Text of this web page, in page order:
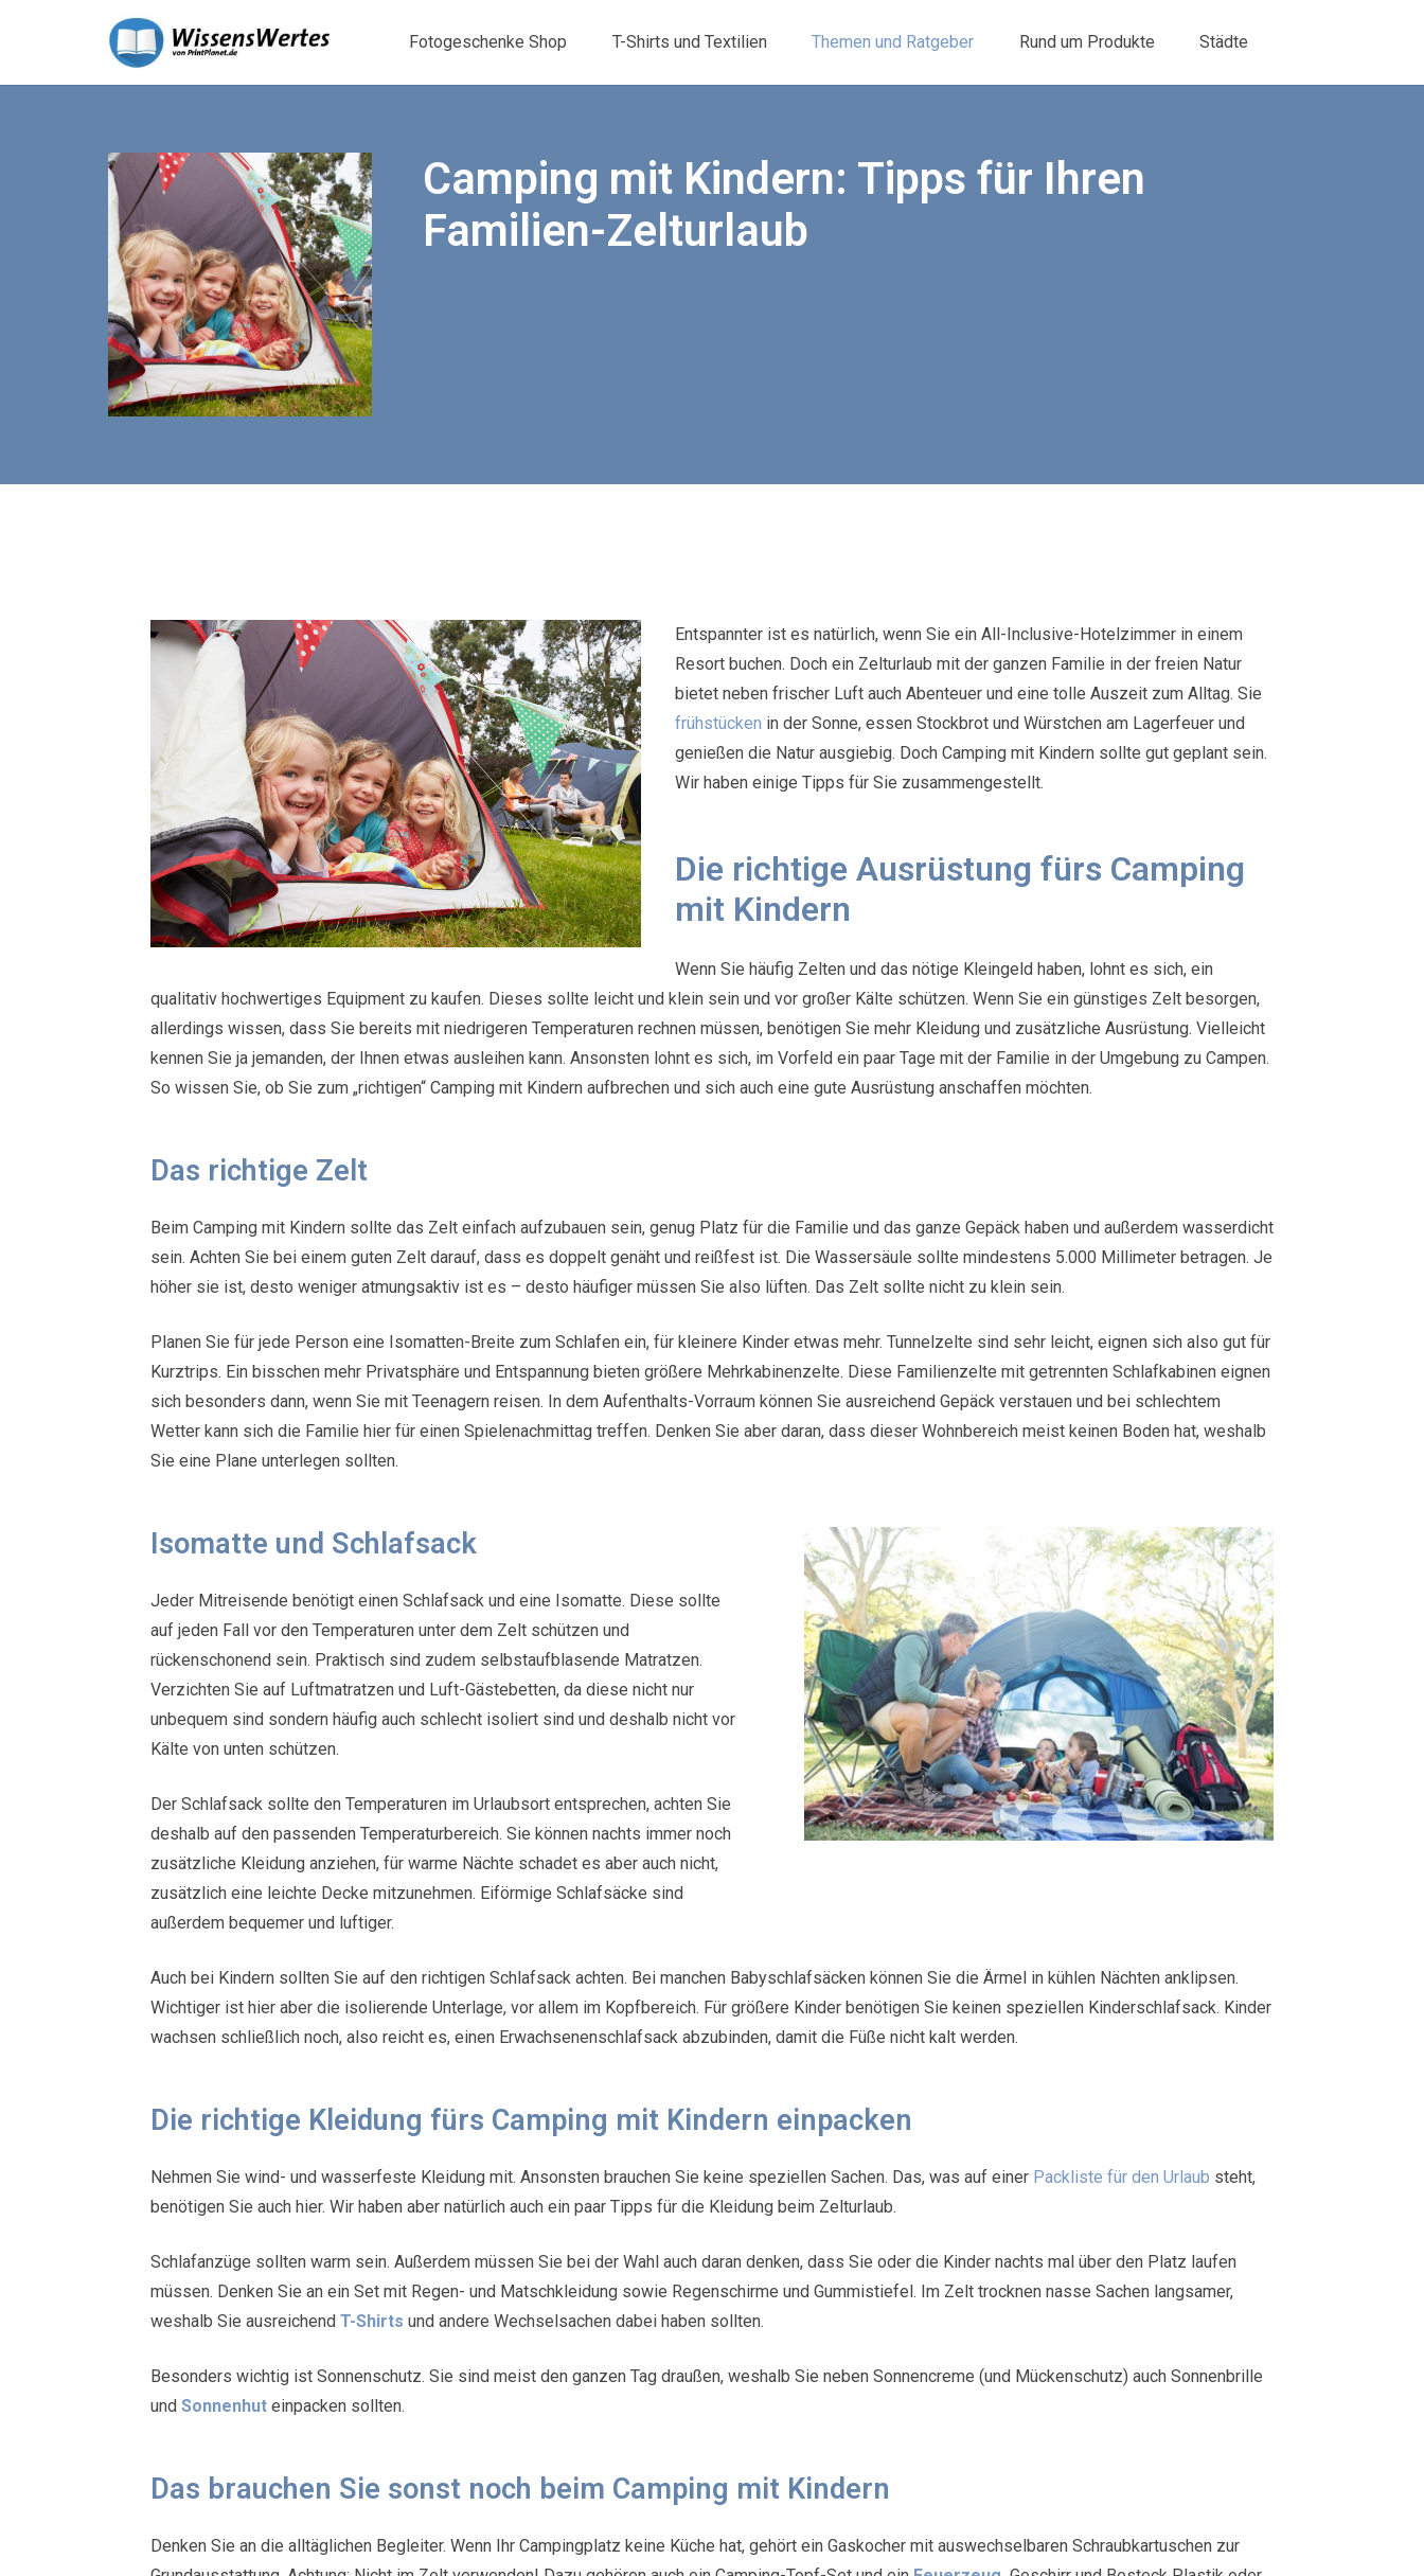
Fotogeschenke Shop T-Shirts und Textilien Themen und Ratgeber Rund um Produkte Städte
Camping mit Kindern: Tipps für Ihren
Familien-Zelturlaub
Entspannter ist es natürlich, wenn Sie ein All-Inclusive-Hotelzimmer in einem
Resort buchen. Doch ein Zelturlaub mit der ganzen Familie in der freien Natur
bietet neben frischer Luft auch Abenteuer und eine tolle Auszeit zum Alltag. Sie
frühstücken in der Sonne, essen Stockbrot und Würstchen am Lagerfeuer und
genießen die Natur ausgiebig. Doch Camping mit Kindern sollte gut geplant sein.
Wir haben einige Tipps für Sie zusammengestellt.
Die richtige Ausrüstung fürs Camping
mit Kindern
Wenn Sie häufig Zelten und das nötige Kleingeld haben, lohnt es sich, ein
qualitativ hochwertiges Equipment zu kaufen. Dieses sollte leicht und klein sein und vor großer Kälte schützen. Wenn Sie ein günstiges Zelt besorgen,
allerdings wissen, dass Sie bereits mit niedrigeren Temperaturen rechnen müssen, benötigen Sie mehr Kleidung und zusätzliche Ausrüstung. Vielleicht
kennen Sie ja jemanden, der Ihnen etwas ausleihen kann. Ansonsten lohnt es sich, im Vorfeld ein paar Tage mit der Familie in der Umgebung zu Campen.
So wissen Sie, ob Sie zum „richtigen“ Camping mit Kindern aufbrechen und sich auch eine gute Ausrüstung anschaffen möchten.
Das richtige Zelt
Beim Camping mit Kindern sollte das Zelt einfach aufzubauen sein, genug Platz für die Familie und das ganze Gepäck haben und außerdem wasserdicht
sein. Achten Sie bei einem guten Zelt darauf, dass es doppelt genäht und reißfest ist. Die Wassersäule sollte mindestens 5.000 Millimeter betragen. Je
höher sie ist, desto weniger atmungsaktiv ist es – desto häufiger müssen Sie also lüften. Das Zelt sollte nicht zu klein sein.
Planen Sie für jede Person eine Isomatten-Breite zum Schlafen ein, für kleinere Kinder etwas mehr. Tunnelzelte sind sehr leicht, eignen sich also gut für
Kurztrips. Ein bisschen mehr Privatsphäre und Entspannung bieten größere Mehrkabinenzelte. Diese Familienzelte mit getrennten Schlafkabinen eignen
sich besonders dann, wenn Sie mit Teenagern reisen. In dem Aufenthalts-Vorraum können Sie ausreichend Gepäck verstauen und bei schlechtem
Wetter kann sich die Familie hier für einen Spielenachmittag treffen. Denken Sie aber daran, dass dieser Wohnbereich meist keinen Boden hat, weshalb
Sie eine Plane unterlegen sollten.
Isomatte und Schlafsack
Jeder Mitreisende benötigt einen Schlafsack und eine Isomatte. Diese sollte
auf jeden Fall vor den Temperaturen unter dem Zelt schützen und
rückenschonend sein. Praktisch sind zudem selbstaufblasende Matratzen.
Verzichten Sie auf Luftmatratzen und Luft-Gästebetten, da diese nicht nur
unbequem sind sondern häufig auch schlecht isoliert sind und deshalb nicht vor
Kälte von unten schützen.
Der Schlafsack sollte den Temperaturen im Urlaubsort entsprechen, achten Sie
deshalb auf den passenden Temperaturbereich. Sie können nachts immer noch
zusätzliche Kleidung anziehen, für warme Nächte schadet es aber auch nicht,
zusätzlich eine leichte Decke mitzunehmen. Eiförmige Schlafsäcke sind
außerdem bequemer und luftiger.
Auch bei Kindern sollten Sie auf den richtigen Schlafsack achten. Bei manchen Babyschlafsäcken können Sie die Ärmel in kühlen Nächten anklipsen.
Wichtiger ist hier aber die isolierende Unterlage, vor allem im Kopfbereich. Für größere Kinder benötigen Sie keinen speziellen Kinderschlafsack. Kinder
wachsen schließlich noch, also reicht es, einen Erwachsenenschlafsack abzubinden, damit die Füße nicht kalt werden.
Die richtige Kleidung fürs Camping mit Kindern einpacken
Nehmen Sie wind- und wasserfeste Kleidung mit. Ansonsten brauchen Sie keine speziellen Sachen. Das, was auf einer Packliste für den Urlaub steht,
benötigen Sie auch hier. Wir haben aber natürlich auch ein paar Tipps für die Kleidung beim Zelturlaub.
Schlafanzüge sollten warm sein. Außerdem müssen Sie bei der Wahl auch daran denken, dass Sie oder die Kinder nachts mal über den Platz laufen
müssen. Denken Sie an ein Set mit Regen- und Matschkleidung sowie Regenschirme und Gummistiefel. Im Zelt trocknen nasse Sachen langsamer,
weshalb Sie ausreichend T-Shirts und andere Wechselsachen dabei haben sollten.
Besonders wichtig ist Sonnenschutz. Sie sind meist den ganzen Tag draußen, weshalb Sie neben Sonnencreme (und Mückenschutz) auch Sonnenbrille
und Sonnenhut einpacken sollten.
Das brauchen Sie sonst noch beim Camping mit Kindern
Denken Sie an die alltäglichen Begleiter. Wenn Ihr Campingplatz keine Küche hat, gehört ein Gaskocher mit auswechselbaren Schraubkartuschen zur